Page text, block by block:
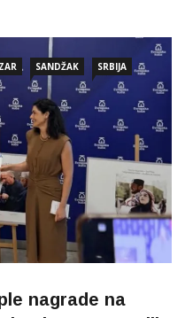
SANDŽAK SRBIJA
nagrade na